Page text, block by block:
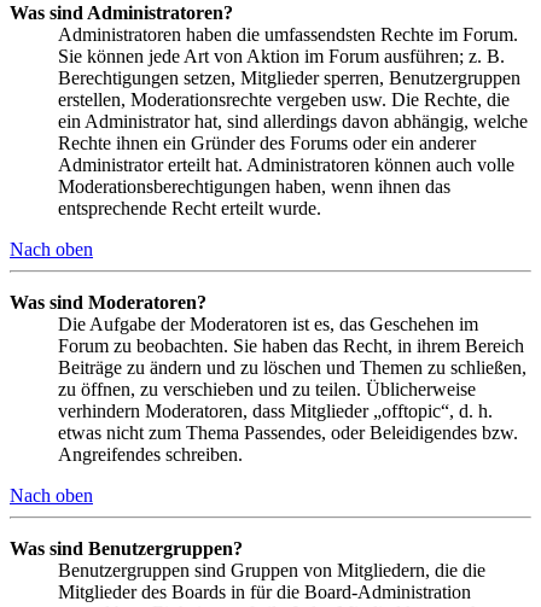
Was sind Administratoren?
Administratoren haben die umfassendsten Rechte im Forum.
Sie können jede Art von Aktion im Forum ausführen; z. B.
Berechtigungen setzen, Mitglieder sperren, Benutzergruppen
erstellen, Moderationsrechte vergeben usw. Die Rechte, die
ein Administrator hat, sind allerdings davon abhängig, welche
Rechte ihnen ein Gründer des Forums oder ein anderer
Administrator erteilt hat. Administratoren können auch volle
Moderationsberechtigungen haben, wenn ihnen das
entsprechende Recht erteilt wurde.
Nach oben
Was sind Moderatoren?
Die Aufgabe der Moderatoren ist es, das Geschehen im
Forum zu beobachten. Sie haben das Recht, in ihrem Bereich
Beiträge zu ändern und zu löschen und Themen zu schließen,
zu öffnen, zu verschieben und zu teilen. Üblicherweise
verhindern Moderatoren, dass Mitglieder „offtopic“, d. h.
etwas nicht zum Thema Passendes, oder Beleidigendes bzw.
Angreifendes schreiben.
Nach oben
Was sind Benutzergruppen?
Benutzergruppen sind Gruppen von Mitgliedern, die die
Mitglieder des Boards in für die Board-Administration